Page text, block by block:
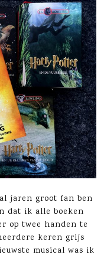
jaren groot fan ben
dat ik alle boeken
op twee handen te
keren grijs
musical was ik